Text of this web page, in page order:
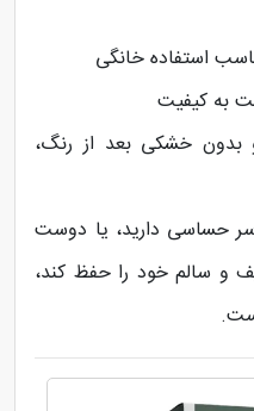
استفاده خانگی
به کیفیت
بدون خشکی بعد از رنگ،
حساسی دارید، یا دوست
و سالم خود را حفظ کند،